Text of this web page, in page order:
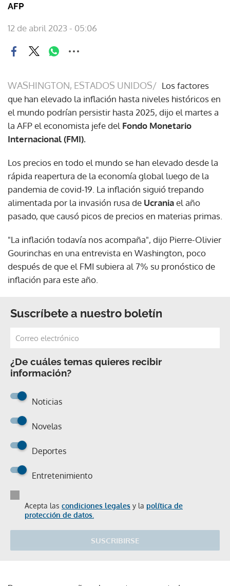
AFP
12 de abril 2023 - 05:06
WASHINGTON, ESTADOS UNIDOS/ Los factores
que han elevado la inflación hasta niveles históricos en
el mundo podrían persistir hasta 2025, dijo el martes a
la AFP el economista jefe del Fondo Monetario
Internacional (FMI).
Los precios en todo el mundo se han elevado desde la
rápida reapertura de la economía global luego de la
pandemia de covid-19. La inflación siguió trepando
alimentada por la invasión rusa de Ucraniael año
pasado, que causó picos de precios en materias primas.
"La inflación todavía nos acompaña", dijo Pierre-Olivier
Gourinchas en una entrevista en Washington, poco
después de que el FMI subiera al 7% su pronóstico de
inflación para este año.
Suscríbete a nuestro boletín
¿De cuáles temas quieres recibir
información?
Noticias
Novelas
Deportes
Entretenimiento
Acepta las condiciones legales y la política de
protección de datos.
SUSCRIBIRSE